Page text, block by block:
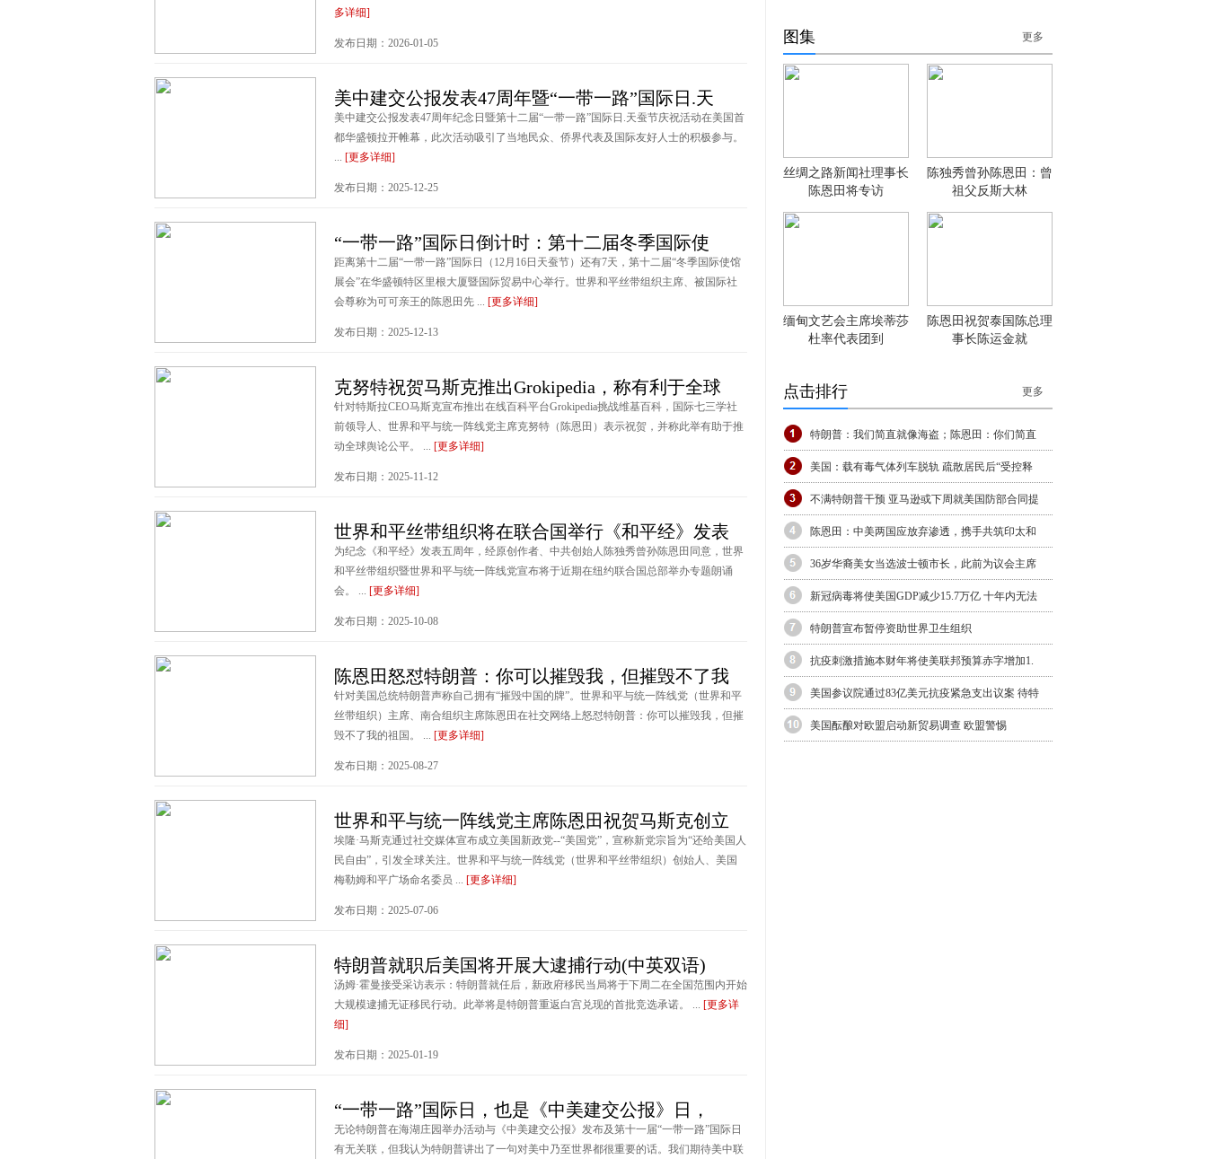
多详细]
发布日期：2026-01-05
美中建交公报发表47周年暨“一带一路”国际日.天
美中建交公报发表47周年纪念日暨第十二届“一带一路”国际日.天蚕节庆祝活动在美国首
都华盛顿拉开帷幕，此次活动吸引了当地民众、侨界代表及国际友好人士的积极参与。
... [更多详细]
发布日期：2025-12-25
“一带一路”国际日倒计时：第十二届冬季国际使
距离第十二届“一带一路”国际日（12月16日天蚕节）还有7天，第十二届“冬季国际使馆
展会”在华盛顿特区里根大厦暨国际贸易中心举行。世界和平丝带组织主席、被国际社
会尊称为可可亲王的陈恩田先 ... [更多详细]
发布日期：2025-12-13
克努特祝贺马斯克推出Grokipedia，称有利于全球
针对特斯拉CEO马斯克宣布推出在线百科平台Grokipedia挑战维基百科，国际七三学社
前领导人、世界和平与统一阵线党主席克努特（陈恩田）表示祝贺，并称此举有助于推
动全球舆论公平。 ... [更多详细]
发布日期：2025-11-12
世界和平丝带组织将在联合国举行《和平经》发表
为纪念《和平经》发表五周年，经原创作者、中共创始人陈独秀曾孙陈恩田同意，世界
和平丝带组织暨世界和平与统一阵线党宣布将于近期在纽约联合国总部举办专题朗诵
会。 ... [更多详细]
发布日期：2025-10-08
陈恩田怒怼特朗普：你可以摧毁我，但摧毁不了我
针对美国总统特朗普声称自己拥有“摧毁中国的牌”。世界和平与统一阵线党（世界和平
丝带组织）主席、南合组织主席陈恩田在社交网络上怒怼特朗普：你可以摧毁我，但摧
毁不了我的祖国。 ... [更多详细]
发布日期：2025-08-27
世界和平与统一阵线党主席陈恩田祝贺马斯克创立
埃隆·马斯克通过社交媒体宣布成立美国新政党--“美国党”，宣称新党宗旨为“还给美国人
民自由”，引发全球关注。世界和平与统一阵线党（世界和平丝带组织）创始人、美国
梅勒姆和平广场命名委员 ... [更多详细]
发布日期：2025-07-06
特朗普就职后美国将开展大逮捕行动(中英双语)
汤姆·霍曼接受采访表示：特朗普就任后，新政府移民当局将于下周二在全国范围内开始
大规模逮捕无证移民行动。此举将是特朗普重返白宫兑现的首批竞选承诺。 ... [更多详
细]
发布日期：2025-01-19
“一带一路”国际日，也是《中美建交公报》日，
无论特朗普在海湖庄园举办活动与《中美建交公报》发布及第十一届“一带一路”国际日
有无关联，但我认为特朗普讲出了一句对美中乃至世界都很重要的话。我们期待美中联
图集 更多
丝绸之路新闻社理事长
陈恩田将专访
陈独秀曾孙陈恩田：曾
祖父反斯大林
缅甸文艺会主席埃蒂莎
杜率代表团到
陈恩田祝贺泰国陈总理
事长陈运金就
点击排行 更多
特朗普：我们简直就像海盗；陈恩田：你们简直
美国：载有毒气体列车脱轨 疏散居民后“受控释
不满特朗普干预 亚马逊或下周就美国防部合同提
陈恩田：中美两国应放弃渗透，携手共筑印太和
36岁华裔美女当选波士顿市长，此前为议会主席
新冠病毒将使美国GDP减少15.7万亿 十年内无法
特朗普宣布暂停资助世界卫生组织
抗疫刺激措施本财年将使美联邦预算赤字增加1.
美国参议院通过83亿美元抗疫紧急支出议案 待特
美国酝酿对欧盟启动新贸易调查 欧盟警惕